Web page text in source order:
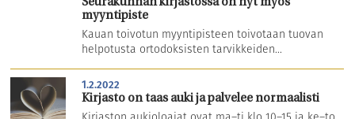
Yhteystiedot
Seurakunnan kirjastossa on nyt myös
myyntipiste
Kauan toivotun myyntipisteen toivotaan tuovan
helpotusta ortodoksisten tarvikkeiden...
1.2.2022
Kirjasto on taas auki ja palvelee normaalisti